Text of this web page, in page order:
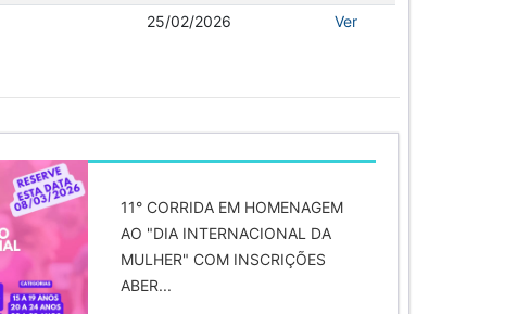
25/02/2026 Ver
11° CORRIDA EM HOMENAGEM
AO "DIA INTERNACIONAL DA
MULHER" COM INSCRIÇÕES
ABER...